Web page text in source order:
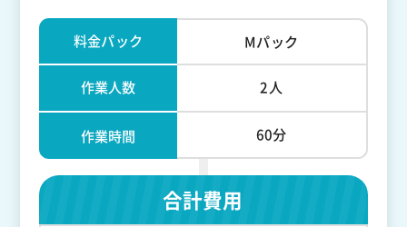
料金パック Mパック
作業人数 2人
作業時間 60分
合計費用